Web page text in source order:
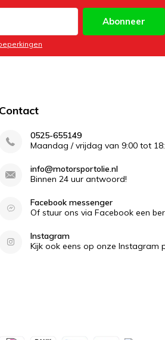
Abonneer
Contact
0525-655149
Maandag / vrijdag van 9:00 tot
info@motorsportolie.nl
Binnen 24 uur antwoord!
Facebook messenger
Of stuur ons via Facebook een
Instagram
Kijk ook eens op onze Instagram